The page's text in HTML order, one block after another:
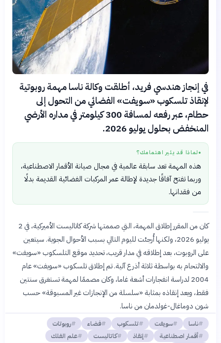
في إنجاز هندسي فريد، أطلقت وكالة ناسا مهمة روبوتية
لإنقاذ تلسكوب «سويفت» الفضائي من التحول إلى
حطام، عبر رفعه لمسافة 300 كيلومتر في مداره الأرضي
المنخفض بحلول يوليو 2026.
● لماذا قد يثير اهتمامك؟
هذه المهمة تعد سابقة عالمية في مجال صيانة الأقمار الاصطناعية،
وربما تفتح آفاقًا جديدة لإطالة عمر المركبات الفضائية القديمة بدلًا
من فقدانها.
كان من المقرر إطلاق المهمة، التي صممتها شركة كاتاليست الأميركية، في 2
يوليو 2026، ولكنها أُرجئت لليوم التالي بسبب الأحوال الجوية. سيتعين
على الروبوت، بعد إطلاقه في مدار قريب، تحديد موقع التلسكوب «سويفت»
والالتحام به بواسطة ثلاثة أذرع آلية. تم إطلاق تلسكوب «سويفت» عام
2004 لدراسة انفجارات أشعة غاما، وكان مصممًا لمهمة تستغرق سنتين
فقط، ويعد إنقاذه بمثابة «سلسلة من الإنجازات غير المسبوقة» حسب
شون دوماغال-غولدمان من ناسا.
ناسا سويفت تلسكوب فضاء
روبوتات
أقمار اصطناعية
إنقاذ كاتاليست
علم الفلك